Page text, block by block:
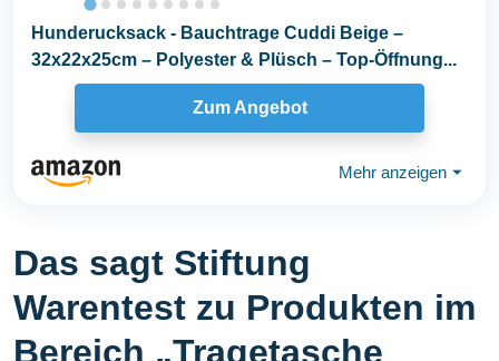
Hunderucksack - Bauchtrage Cuddi Beige –
32x22x25cm – Polyester & Plüsch – Top-Öffnung...
Zum Angebot
Mehr anzeigen ⏷
Das sagt Stiftung
Warentest zu Produkten im
Bereich „Tragetasche